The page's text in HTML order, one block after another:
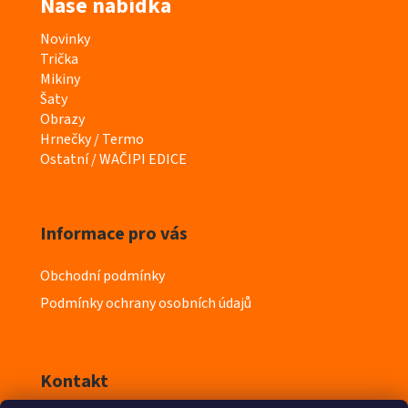
K
a
t
e
g
o
r
Novinky
Trička
Mikiny
Šaty
Obrazy
Hrnečky / Termo
Ostatní / WAČIPI EDICE
Informace pro vás
Obchodní podmínky
Podmínky ochrany osobních údajů
Kontakt